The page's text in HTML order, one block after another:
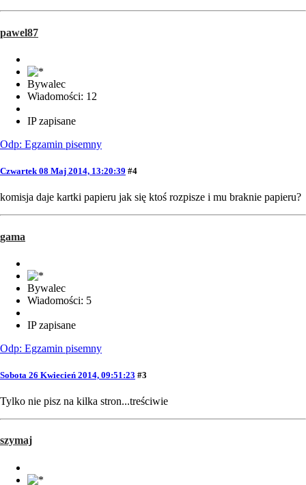
pawel87
Bywalec
Wiadomości: 12
IP zapisane
Odp: Egzamin pisemny
Czwartek 08 Maj 2014, 13:20:39 #4
komisja daje kartki papieru jak się ktoś rozpisze i mu braknie papieru?
gama
Bywalec
Wiadomości: 5
IP zapisane
Odp: Egzamin pisemny
Sobota 26 Kwiecień 2014, 09:51:23 #3
Tylko nie pisz na kilka stron...treściwie
szymaj